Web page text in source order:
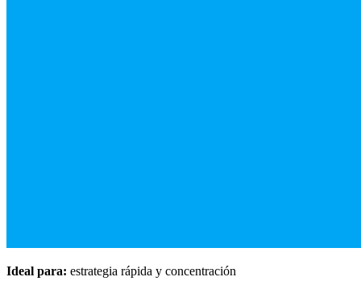
Ideal para: estrategia rápida y concentración